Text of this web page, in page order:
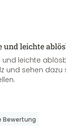
und leichte
und leichte
und sehen
Bewertung